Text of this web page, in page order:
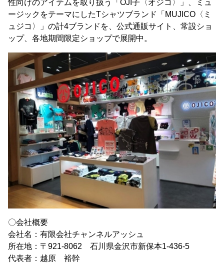
性向けのアイテムを取り扱う「OJI子〈オジコ〉」、ミュ
ージックをテーマにしたTシャツブランド「MUJICO〈ミ
ュジコ〉」の計4ブランドを、公式通販サイト、常設ショ
ップ、各地期間限定ショップで展開中。
〇会社概要
会社名：有限会社チャンネルアッシュ
所在地：〒921-8062 石川県金沢市新保本1-436-5
代表者：越原 裕幹